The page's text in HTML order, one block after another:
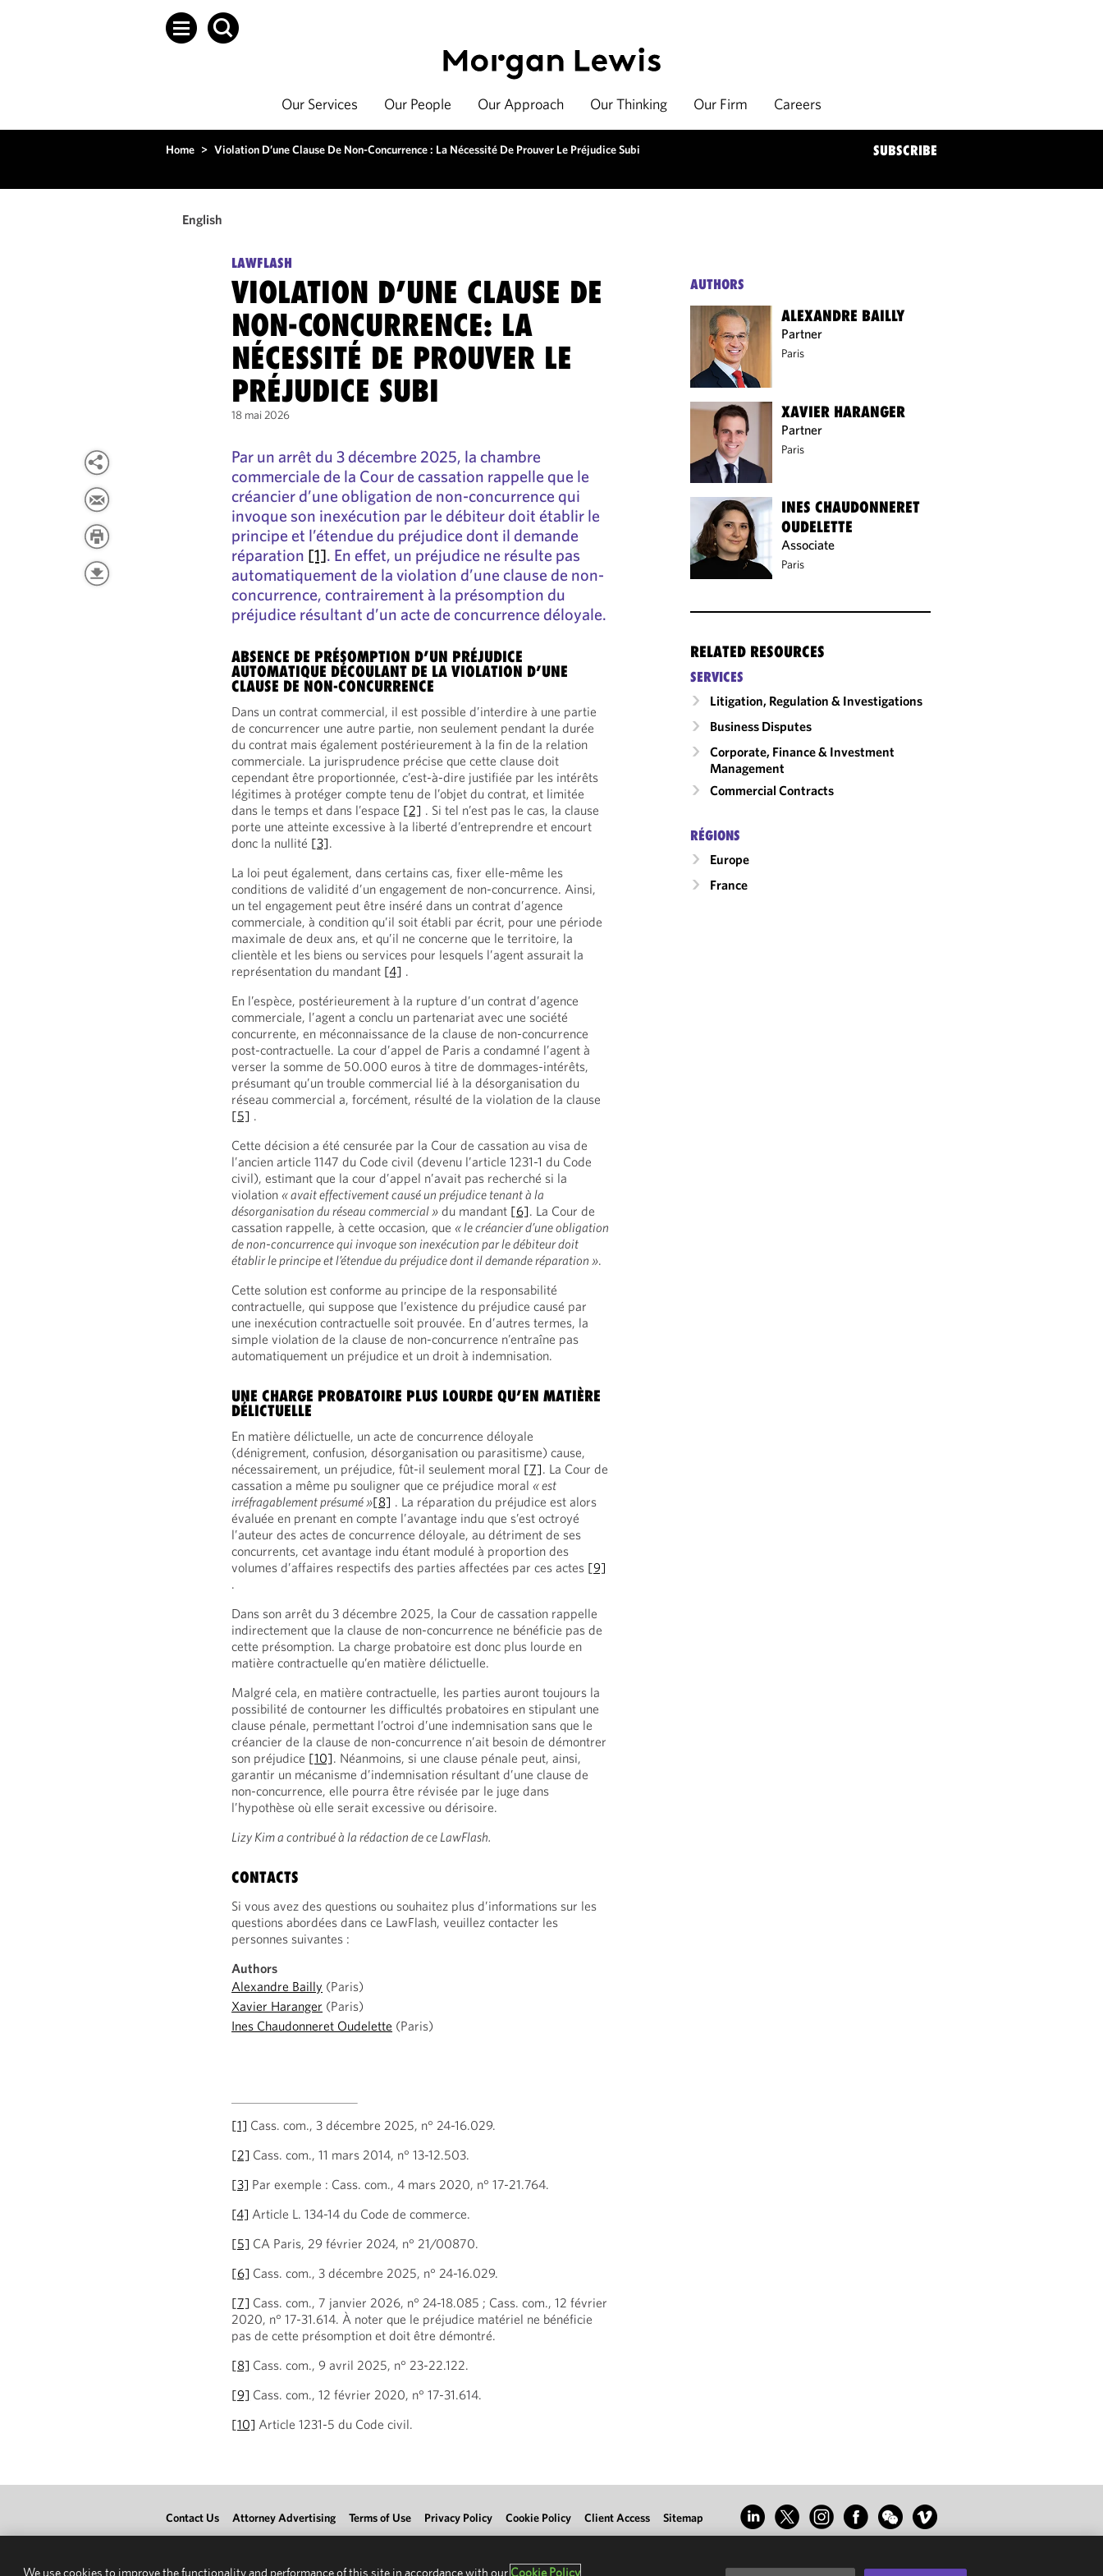
Our Services Our People Our Approach Our Thinking Our Firm Careers
Home > Violation D’une Clause De Non-Concurrence : La Nécessité De Prouver Le Préjudice Subi SUBSCRIBE
English
LAWFLASH
VIOLATION D’UNE CLAUSE DE
NON-CONCURRENCE: LA
NÉCESSITÉ DE PROUVER LE
PRÉJUDICE SUBI
18 mai 2026
Par un arrêt du 3 décembre 2025, la chambre
commerciale de la Cour de cassation rappelle que le
créancier d’une obligation de non-concurrence qui
invoque son inexécution par le débiteur doit établir le
principe et l’étendue du préjudice dont il demande
réparation [1]. En effet, un préjudice ne résulte pas
automatiquement de la violation d’une clause de non-
concurrence, contrairement à la présomption du
préjudice résultant d’un acte de concurrence déloyale.
ABSENCE DE PRÉSOMPTION D’UN PRÉJUDICE
AUTOMATIQUE DÉCOULANT DE LA VIOLATION D’UNE
CLAUSE DE NON-CONCURRENCE
Dans un contrat commercial, il est possible d’interdire à une partie
de concurrencer une autre partie, non seulement pendant la durée
du contrat mais également postérieurement à la fin de la relation
commerciale. La jurisprudence précise que cette clause doit
cependant être proportionnée, c’est-à-dire justifiée par les intérêts
légitimes à protéger compte tenu de l’objet du contrat, et limitée
dans le temps et dans l’espace [2] . Si tel n’est pas le cas, la clause
porte une atteinte excessive à la liberté d’entreprendre et encourt
donc la nullité [3].
La loi peut également, dans certains cas, fixer elle-même les
conditions de validité d’un engagement de non-concurrence. Ainsi,
un tel engagement peut être inséré dans un contrat d’agence
commerciale, à condition qu’il soit établi par écrit, pour une période
maximale de deux ans, et qu’il ne concerne que le territoire, la
clientèle et les biens ou services pour lesquels l’agent assurait la
représentation du mandant [4] .
En l’espèce, postérieurement à la rupture d’un contrat d’agence
commerciale, l’agent a conclu un partenariat avec une société
concurrente, en méconnaissance de la clause de non-concurrence
post-contractuelle. La cour d’appel de Paris a condamné l’agent à
verser la somme de 50.000 euros à titre de dommages-intérêts,
présumant qu’un trouble commercial lié à la désorganisation du
réseau commercial a, forcément, résulté de la violation de la clause
[5] .
Cette décision a été censurée par la Cour de cassation au visa de
l’ancien article 1147 du Code civil (devenu l’article 1231-1 du Code
civil), estimant que la cour d’appel n’avait pas recherché si la
violation« avait effectivement causé un préjudice tenant à la
désorganisation du réseau commercial » du mandant [6]. La Cour de
cassation rappelle, à cette occasion, que« le créancier d’une obligation
de non-concurrence qui invoque son inexécution par le débiteur doit
établir le principe et l’étendue du préjudice dont il demande réparation ».
Cette solution est conforme au principe de la responsabilité
contractuelle, qui suppose que l’existence du préjudice causé par
une inexécution contractuelle soit prouvée. En d’autres termes, la
simple violation de la clause de non-concurrence n’entraîne pas
automatiquement un préjudice et un droit à indemnisation.
UNE CHARGE PROBATOIRE PLUS LOURDE QU’EN MATIÈRE
DÉLICTUELLE
En matière délictuelle, un acte de concurrence déloyale
(dénigrement, confusion, désorganisation ou parasitisme) cause,
nécessairement, un préjudice, fût-il seulement moral [7]. La Cour de
cassation a même pu souligner que ce préjudice moral« est
irréfragablement présumé »[8] . La réparation du préjudice est alors
évaluée en prenant en compte l’avantage indu que s’est octroyé
l’auteur des actes de concurrence déloyale, au détriment de ses
concurrents, cet avantage indu étant modulé à proportion des
volumes d’affaires respectifs des parties affectées par ces actes [9]
.
Dans son arrêt du 3 décembre 2025, la Cour de cassation rappelle
indirectement que la clause de non-concurrence ne bénéficie pas de
cette présomption. La charge probatoire est donc plus lourde en
matière contractuelle qu’en matière délictuelle.
Malgré cela, en matière contractuelle, les parties auront toujours la
possibilité de contourner les difficultés probatoires en stipulant une
clause pénale, permettant l’octroi d’une indemnisation sans que le
créancier de la clause de non-concurrence n’ait besoin de démontrer
son préjudice [10]. Néanmoins, si une clause pénale peut, ainsi,
garantir un mécanisme d’indemnisation résultant d’une clause de
non-concurrence, elle pourra être révisée par le juge dans
l’hypothèse où elle serait excessive ou dérisoire.
Lizy Kim a contribué à la rédaction de ce LawFlash.
CONTACTS
Si vous avez des questions ou souhaitez plus d’informations sur les
questions abordées dans ce LawFlash, veuillez contacter les
personnes suivantes :
Authors
Alexandre Bailly (Paris)
Xavier Haranger (Paris)
Ines Chaudonneret Oudelette (Paris)
[1] Cass. com., 3 décembre 2025, n° 24-16.029.
[2] Cass. com., 11 mars 2014, n° 13-12.503.
[3] Par exemple : Cass. com., 4 mars 2020, n° 17-21.764.
[4] Article L. 134-14 du Code de commerce.
[5] CA Paris, 29 février 2024, n° 21/00870.
[6] Cass. com., 3 décembre 2025, n° 24-16.029.
[7] Cass. com., 7 janvier 2026, n° 24-18.085 ; Cass. com., 12 février
2020, n° 17-31.614. À noter que le préjudice matériel ne bénéficie
pas de cette présomption et doit être démontré.
[8] Cass. com., 9 avril 2025, n° 23-22.122.
[9] Cass. com., 12 février 2020, n° 17-31.614.
[10] Article 1231-5 du Code civil.
AUTHORS
ALEXANDRE BAILLY
Partner
Paris
XAVIER HARANGER
Partner
Paris
INES CHAUDONNERET
OUDELETTE
Associate
Paris
RELATED RESOURCES
SERVICES
Litigation, Regulation & Investigations
Business Disputes
Corporate, Finance & Investment
Management
Commercial Contracts
RÉGIONS
Europe
France
Contact Us Attorney Advertising Terms of Use Privacy Policy Cookie Policy Client Access Sitemap
We use cookies to improve the functionality and performance of this site in accordance with our Cookie Policy